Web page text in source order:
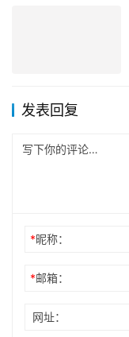
发表回复
*昵称：
*邮箱：
网址：